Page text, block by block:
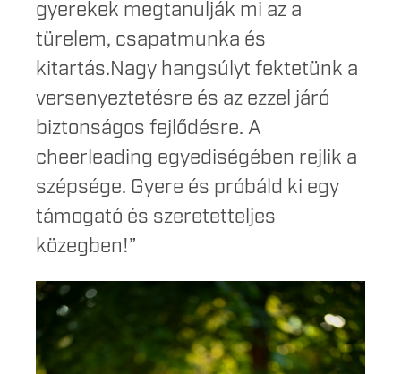
gyerekek megtanulják mi az a
türelem, csapatmunka és
kitartás.Nagy hangsúlyt fektetünk a
versenyeztetésre és az ezzel járó
biztonságos fejlődésre. A
cheerleading egyediségében rejlik a
szépsége. Gyere és próbáld ki egy
támogató és szeretetteljes
közegben!”